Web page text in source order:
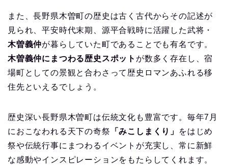
また、長野県木曽町の歴史は古く古代からその記述が
見られ、平安時代末期、源平合戦時に活躍した武将・
木曽義仲が暮らしていた町であることでも有名です。
木曽義仲にまつわる歴史スポット が数多く存在し、宿
場町としての景観と合わさって歴史ロマンあふれる移
住先といえるでしょう。
歴史深い長野県木曽町は伝統文化も豊富です。毎年7月
におこなわれる天下の奇祭 「みこしまくり」
をはじめ
祭や伝統行事にまつわるイベントが充実し、常に新鮮
な感動やインスピレーションをもたらしてくれます。